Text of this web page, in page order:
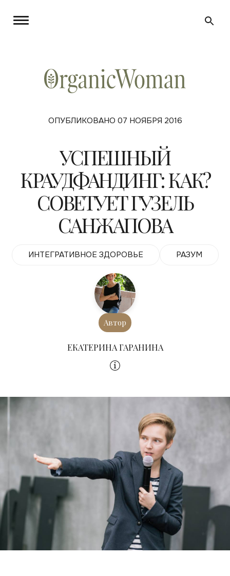
ОПУБЛИКОВАНО 07 НОЯБРЯ 2016
УСПЕШНЫЙ
КРАУДФАНДИНГ: КАК?
СОВЕТУЕТ ГУЗЕЛЬ
САНЖАПОВА
ИНТЕГРАТИВНОЕ ЗДОРОВЬЕ РАЗУМ
Автор
ЕКАТЕРИНА ГАРАНИНА